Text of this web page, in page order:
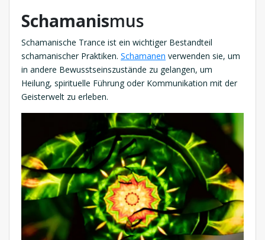
Schamanismus
Schamanische Trance ist ein wichtiger Bestandteil
schamanischer Praktiken. Schamanen verwenden sie, um
in andere Bewusstseinszustände zu gelangen, um
Heilung, spirituelle Führung oder Kommunikation mit der
Geisterwelt zu erleben.